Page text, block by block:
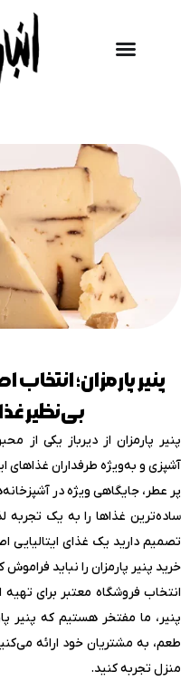
پنیر پارمزان؛
بی‌نظیر
پنیر پارمزان از دیرباز یکی از
آشپزی و به‌ویژه طرفداران
پر عطر، جایگاهی ویژه در
ساده‌ترین غذاها را به یک تجربه
تصمیم دارید یک غذای ایتالیایی
خرید پنیر پارمزان را نباید فراموش
انتخاب فروشگاه معتبر برای
پنیر، ما مفتخر هستیم که پنیر
طعم، به مشتریان خود ارائه
منزل تجربه کنید.